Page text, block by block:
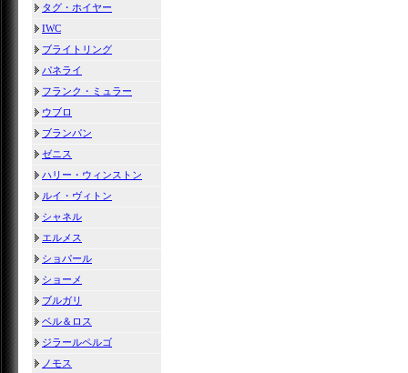
タグ・ホイヤー
IWC
ブライトリング
パネライ
フランク・ミュラー
ウブロ
ブランパン
ゼニス
ハリー・ウィンストン
ルイ・ヴィトン
シャネル
エルメス
ショパール
ショーメ
ブルガリ
ベル＆ロス
ジラールペルゴ
ノモス